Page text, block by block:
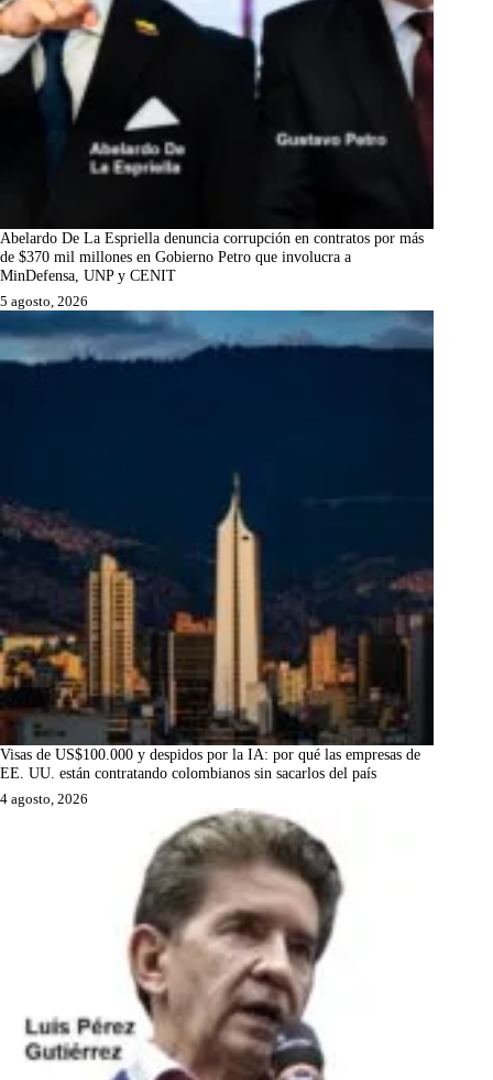
Abelardo De La Espriella denuncia corrupción en contratos por más
de $370 mil millones en Gobierno Petro que involucra a
MinDefensa, UNP y CENIT
5 agosto, 2026
Visas de US$100.000 y despidos por la IA: por qué las empresas de
EE. UU. están contratando colombianos sin sacarlos del país
4 agosto, 2026